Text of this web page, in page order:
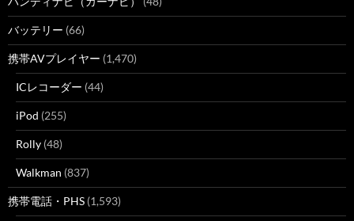
バッテリー (66)
携帯AVプレイヤー (1,470)
ICレコーダー (44)
iPod (255)
Rolly (48)
Walkman (837)
携帯電話・PHS (1,593)